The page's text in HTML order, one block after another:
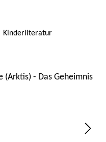
Kinderliteratur